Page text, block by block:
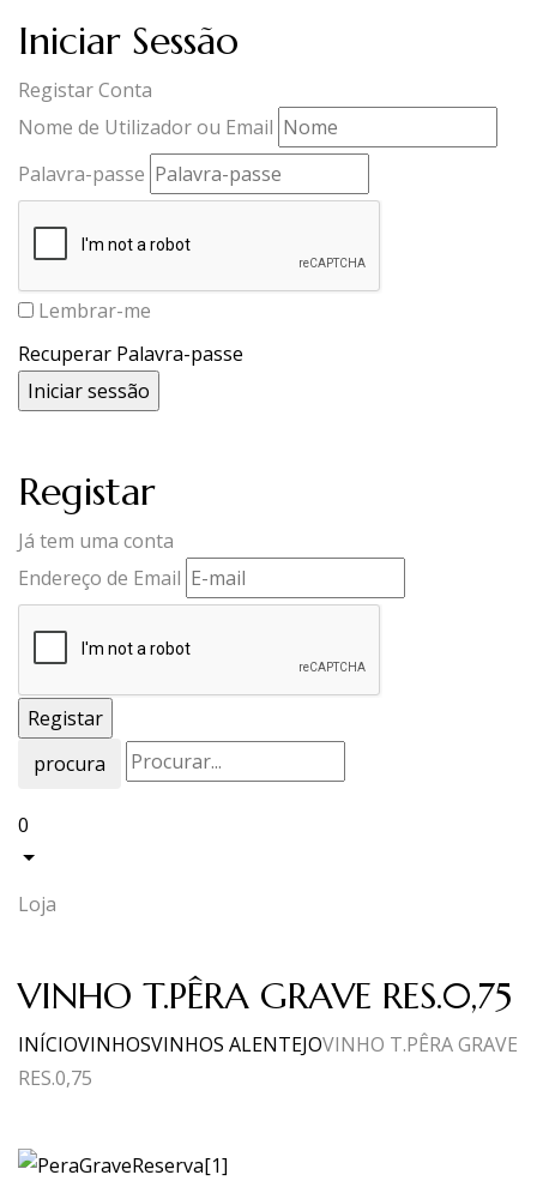
Iniciar Sessão
Registar Conta
Nome de Utilizador ou Email
Palavra-passe
Lembrar-me
Recuperar Palavra-passe
Registar
Já tem uma conta
Endereço de Email
procura
0
Loja
VINHO T.PÊRA GRAVE RES.0,75
INÍCIOVINHOSVINHOS ALENTEJOVINHO T.PÊRA GRAVE
RES.0,75